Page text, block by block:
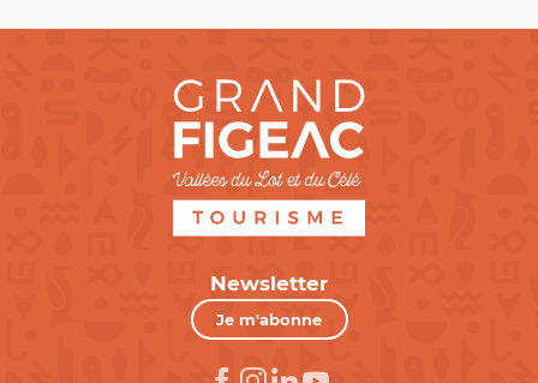
Newsletter
Je m'abonne